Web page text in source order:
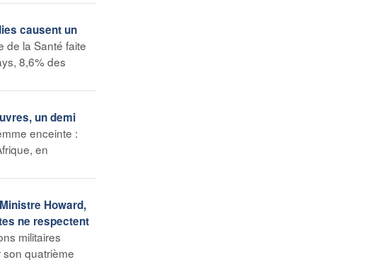
causent un
de la Santé faite
8,6% des
un demi
enceinte :
en
Howard,
ne respectent
militaires
quatrième